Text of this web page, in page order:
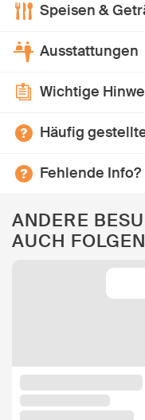
Speisen &
Ausstattungen
Wichtige
Häufig
Fehlende Info?
ANDERE
AUCH